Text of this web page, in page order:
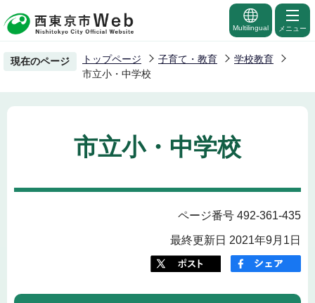
の
ー
Multilingual メニュー
現在のページ トップページ 子育て・教育
学校教育
市立小・中学校
市立小・中学校
ページ番号 492-361-435
最終更新日 2021年9月1日